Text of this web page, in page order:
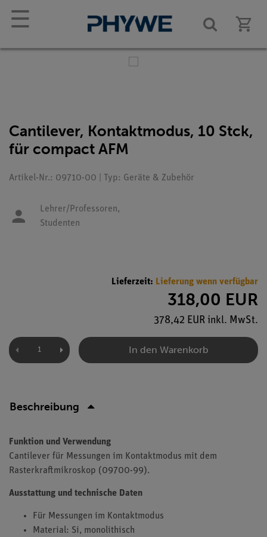
☰
Cantilever, Kontaktmodus, 10 Stck,
für compact AFM
Artikel-Nr.: 09710-00 | Typ: Geräte & Zubehör
Lehrer/Professoren,
Studenten
Lieferzeit: Lieferung wenn verfügbar
318,00 EUR
378,42 EUR inkl. MwSt.
In den Warenkorb
Beschreibung
Funktion und Verwendung
Cantilever für Messungen im Kontaktmodus mit dem
Rasterkraftmikroskop (09700-99).
Ausstattung und technische Daten
Für Messungen im Kontaktmodus
Material: Si, monolithisch